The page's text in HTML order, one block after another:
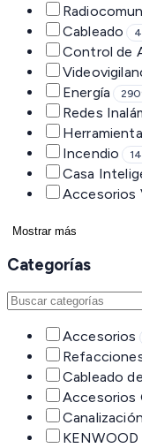
Cableado
Control de
Energía
Redes
Incendio
Casa
Accesorios
Mostrar más
Categorías
Accesorios
Cableado
Accesorios
Canalización